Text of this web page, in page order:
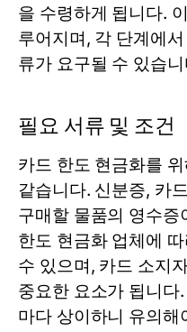
을 수령하게 됩니다.
루어지며, 각 단계에
류가 요구될 수 있습
필요 서류 및 조건
카드 한도 현금화를
같습니다. 신분증, 카
구매할 물품의 영수증
한도 현금화 업체에
수 있으며, 카드 소지
중요한 요소가 됩니다
마다 상이하니 유의해